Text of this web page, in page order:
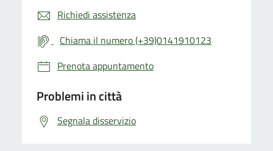
Richiedi assistenza
Chiama il numero (+39)0141910123
Prenota appuntamento
Problemi in città
Segnala disservizio